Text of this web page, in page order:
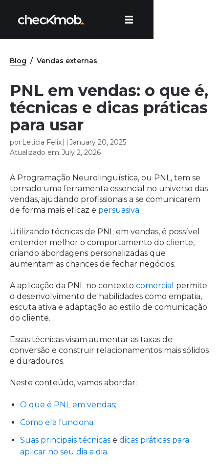
Blog / Vendas externas
PNL em vendas: o que é,
técnicas e dicas práticas
para usar
por Leticia Felix | | January 20, 2025
Atualizado em:July 2, 2026
A Programação Neurolinguística, ou PNL, tem se
tornado uma ferramenta essencial no universo das
vendas, ajudando profissionais a se comunicarem
de forma mais eficaz e persuasiva.
Utilizando técnicas de PNL em vendas, é possível
entender melhor o comportamento do cliente,
criando abordagens personalizadas que
aumentam as chances de fechar negócios.
A aplicação da PNL no contexto comercial permite
o desenvolvimento de habilidades como empatia,
escuta ativa e adaptação ao estilo de comunicação
do cliente.
Essas técnicas visam aumentar as taxas de
conversão e construir relacionamentos mais sólidos
e duradouros.
Neste conteúdo, vamos abordar:
O que é PNL em vendas;
Como ela funciona;
Suas principais técnicase dicas práticas para
aplicar no seu dia a dia.